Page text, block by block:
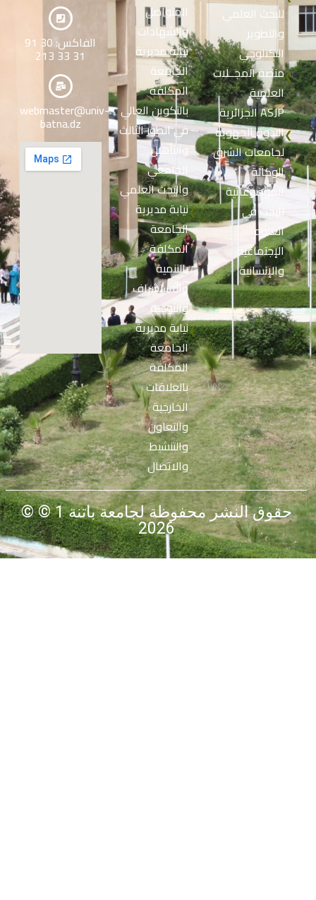
للبحث العلمي
والتطوير
التكنلوجي
❮منصة المجــلات
العلمية
الجزائرية ASJP
❮الندوة الجهوية
لجامعات الشرق
❮الوكالة
الموضوعاتية
للبحث في
العلوم
الإجتماعية
والإنسانية
المتواصل
والشهادات
❮نيابة مديرية
الجامعة
المكلفة
بالتكوين العالي
في الطور الثالث
والتأهيل
الجامعي
والبحث العلمي
❮نيابة مديرية
الجامعة
المكلفة
بالتنمية
والاستشراف
والتوجيه
❮نيابة مديرية
الجامعة
المكلفة
بالعلاقات
الخارجية
والتعاون
والتنشيط
والاتصال
الفاكس: 30 91
31 33 213
webmaster@univ-
batna.dz
© حقوق النشر محفوظة لجامعة باتنة 1 ©
2026